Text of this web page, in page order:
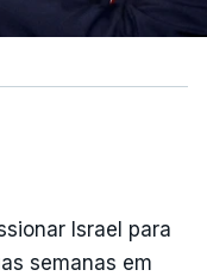
Israel para
semanas em